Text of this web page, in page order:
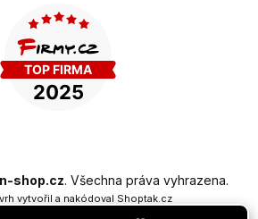
shop.cz. Všechna práva vyhrazena.
vytvořil a nakódoval Shoptak.cz